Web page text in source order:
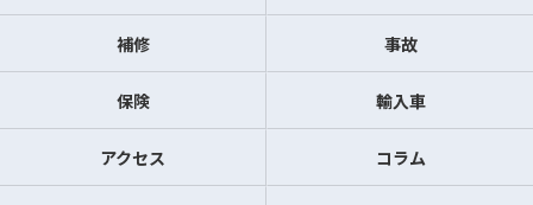
補修 事故
保険 輸入車
アクセス コラム